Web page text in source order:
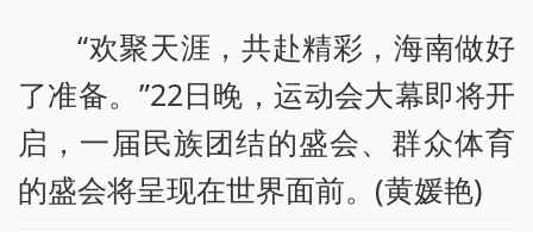
“欢聚天涯，共赴精彩，海南做好
了准备。”22日晚，运动会大幕即将开
启，一届民族团结的盛会、群众体育
的盛会将呈现在世界面前。(黄媛艳)